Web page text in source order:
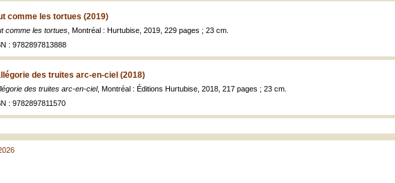
comme les tortues (2019)
comme les tortues , Montréal : Hurtubise, 2019, 229 pages ; 23 cm.
: 9782897813888
des truites arc-en-ciel (2018)
des truites arc-en-ciel, Montréal : Éditions Hurtubise, 2018, 217 pages ; 23 cm.
: 9782897811570